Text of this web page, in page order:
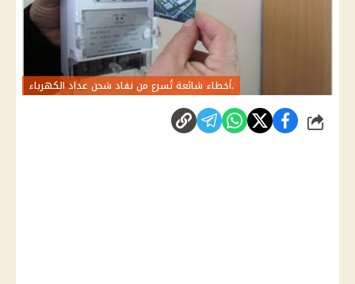
.أخطاء شائعة تُسرع من نفاد شحن عداد الكهرباء
شارك